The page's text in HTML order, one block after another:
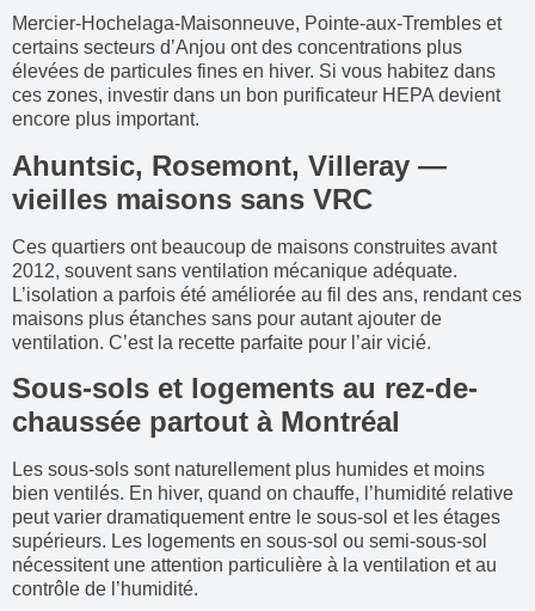
Mercier-Hochelaga-Maisonneuve, Pointe-aux-Trembles et
certains secteurs d’Anjou ont des concentrations plus
élevées de particules fines en hiver. Si vous habitez dans
ces zones, investir dans un bon purificateur HEPA devient
encore plus important.
Ahuntsic, Rosemont, Villeray —
vieilles maisons sans VRC
Ces quartiers ont beaucoup de maisons construites avant
2012, souvent sans ventilation mécanique adéquate.
L’isolation a parfois été améliorée au fil des ans, rendant ces
maisons plus étanches sans pour autant ajouter de
ventilation. C’est la recette parfaite pour l’air vicié.
Sous-sols et logements au rez-de-
chaussée partout à Montréal
Les sous-sols sont naturellement plus humides et moins
bien ventilés. En hiver, quand on chauffe, l’humidité relative
peut varier dramatiquement entre le sous-sol et les étages
supérieurs. Les logements en sous-sol ou semi-sous-sol
nécessitent une attention particulière à la ventilation et au
contrôle de l’humidité.